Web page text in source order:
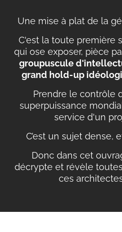
Une mise à plat de la
C'est la toute première
qui ose exposer, pièce
groupuscule
grand hold-up
Prendre le contrôle
superpuissance
service d'un
C’est un sujet dense,
Donc dans cet
décrypte et révèle
ces